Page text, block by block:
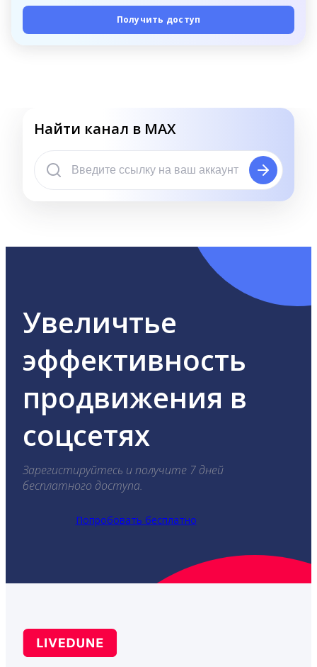
Получить доступ
Найти канал в MAX
Увеличтье
эффективность
продвижения в
соцсетях
Зарегистируйтесь и получите 7 дней
бесплатного доступа.
Попробовать бесплатно